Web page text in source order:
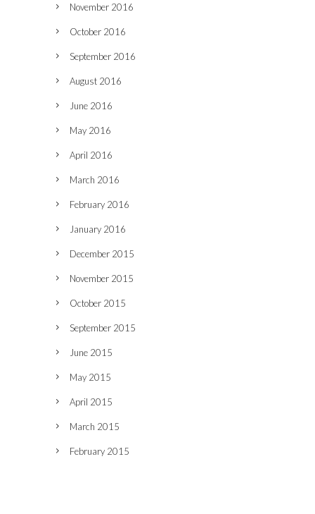
November 2016
October 2016
September 2016
August 2016
June 2016
May 2016
April 2016
March 2016
February 2016
January 2016
December 2015
November 2015
October 2015
September 2015
June 2015
May 2015
April 2015
March 2015
February 2015